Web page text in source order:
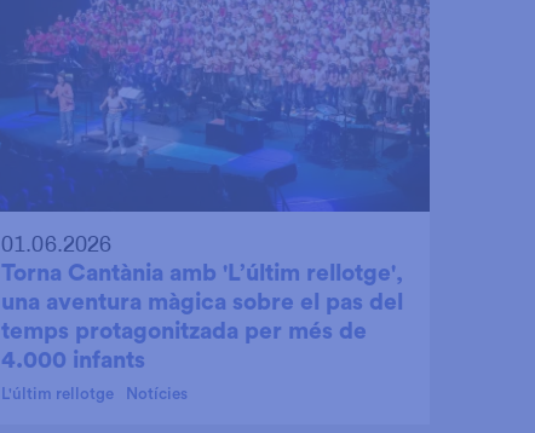
01.06.2026
Torna Cantània amb 'L’últim rellotge',
una aventura màgica sobre el pas del
temps protagonitzada per més de
4.000 infants
L'últim rellotge Notícies